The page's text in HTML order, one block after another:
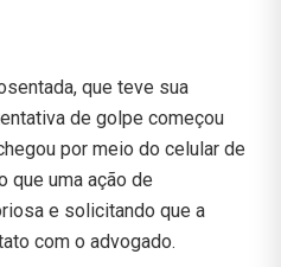
que teve sua
de golpe começou
por meio do celular de
que uma ação de
e solicitando que a
com o advogado.